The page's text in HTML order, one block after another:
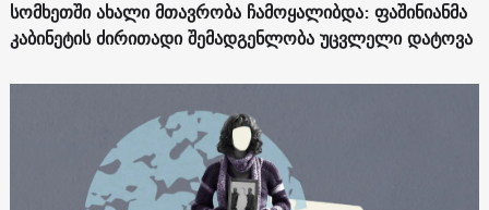
სომხეთში ახალი მთავრობა ჩამოყალიბდა: ფაშინიანმა
კაბინეტის ძირითადი შემადგენლობა უცვლელი დატოვა